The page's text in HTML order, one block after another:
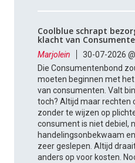
Coolblue schrapt
klacht van
Marjolein
30-07-2026
Die Consumentenbond
moeten beginnen met
van consumenten. Valt
toch? Altijd maar rechten
zonder te wijzen op
consument is niet debiel,
handelingsonbekwaam
zeer geslepen. Altijd
anders op voor kosten.